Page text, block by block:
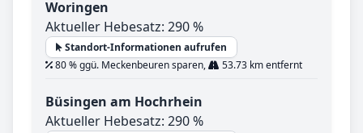
Woringen
Aktueller Hebesatz: 290 %
Standort-Informationen aufrufen
80 % ggü. Meckenbeuren sparen,
53.73 km entfernt
Büsingen am Hochrhein
Aktueller Hebesatz: 290 %